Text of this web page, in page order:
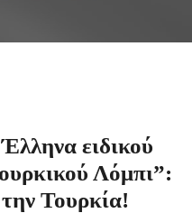
ειδικού
Λόμπι”:
Τουρκία!